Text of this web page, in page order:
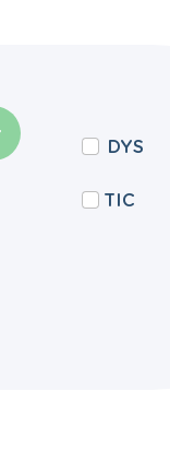
DYS
TIC